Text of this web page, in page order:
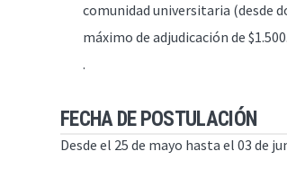
comunidad universitaria (desde
máximo de adjudicación de
.
FECHA DE POSTULACIÓN
Desde el 25 de mayo hasta el 03 de